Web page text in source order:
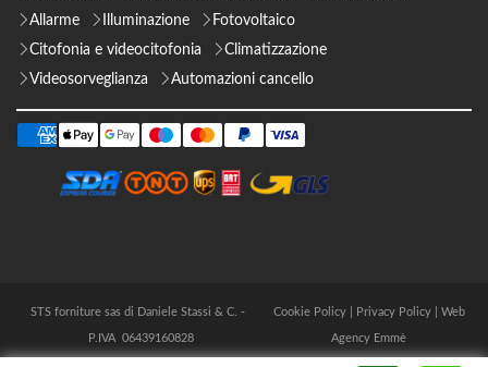
Allarme
Illuminazione
Fotovoltaico
Citofonia e videocitofonia
Climatizzazione
Videosorveglianza
Automazioni cancello
STS forniture sas di Daniele Stassi & C. -
P.IVA 06439160828
Cookie Policy| Privacy Policy| Web
Agency Emmè